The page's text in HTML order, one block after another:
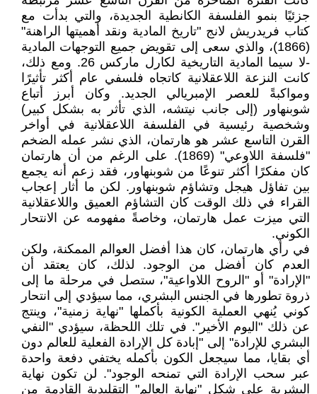
جزئيًا بنمو الفلسفة الكانطية الجديدة، والتي بدأت مع
كتاب فريدريش لانج "تاريخ المادية ونقد أهميتها الراهنة"
(1866)، والذي سعى إلى تقويض جميع التوجهات المادية
-لا سيما المادية التاريخية لكارل ماركس 26. ومع ذلك،
كانت النزعة اللاعقلانية كاتجاه فلسفي عام أكثر تأثيرًا
ومواكبةً للعصر الإمبريالي الجديد. وكان أبرز أتباع
شوبنهاور (إلى جانب نيتشه، الذي تأثر به بشكل كبير)
وشخصية رئيسية في الفلسفة اللاعقلانية في أواخر
القرن التاسع عشر هو هارتمان، الذي نشر عمله الضخم
"فلسفة اللاوعي" (1869). على الرغم من أن هارتمان
كان مفكرًا أكثر تنوعًا من شوبنهاور، فقد زعم أنه يجمع
بين تفاؤل هيجل وتشاؤم شوبنهاور. لكن ما أثار إعجاب
القراء في ذلك الوقت كان التشاؤم العميق واللاعقلانية
التي ميزت عمل هارتمان، وخاصةً مفهومه عن الانتحار
الكوني.
في رأي هارتمان، كان هذا أفضل العوالم الممكنة، ولكن
العدم كان أفضل من الوجود. لذلك، كان يعتقد أن
"الإرادة" أو "الروح اللاواعية"، ستصل في مرحلة ما إلى
ذروة تطورها في الجنس البشري، مما سيؤدي إلى انتحار
كوني يُنهي العملية الكونية بأكملها "نهاية زمنية"، وينتج
عن ذلك "اليوم الأخير". في تلك اللحظة، سيؤدي "النفي
البشري للإرادة" إلى "إبادة كل الإرادة الفعلية للعالم دون
أي بقايا، مما سيجعل الكون بأكمله يختفي دفعة واحدة
عبر سحب الإرادة التي تمنحه الوجود". لن تكون نهاية
البشرية على شكل "نهاية العالم" التقليدية القادمة من